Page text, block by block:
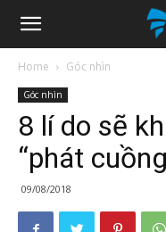
Appota
News
Home Góc nhìn
Góc nhìn
8 lí do sẽ
“phát
09/08/2018